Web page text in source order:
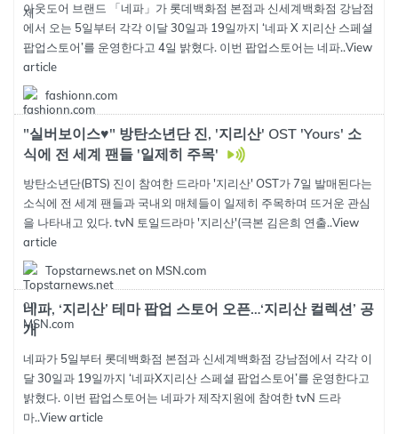
아웃도어 브랜드 「네파」가 롯데백화점 본점과 신세계백화점 강남점
에서 오는 5일부터 각각 이달 30일과 19일까지 ‘네파 X 지리산 스페셜
팝업스토어’를 운영한다고 4일 밝혔다. 이번 팝업스토어는 네파..View
article
fashionn.com
"실버보이스♥" 방탄소년단 진, '지리산' OST 'Yours' 소
식에 전 세계 팬들 '일제히 주목'
방탄소년단(BTS) 진이 참여한 드라마 '지리산' OST가 7일 발매된다는
소식에 전 세계 팬들과 국내외 매체들이 일제히 주목하며 뜨거운 관심
을 나타내고 있다. tvN 토일드라마 '지리산'(극본 김은희 연출..View
article
Topstarnews.net on MSN.com
네파, ‘지리산’ 테마 팝업 스토어 오픈…‘지리산 컬렉션’ 공
개
네파가 5일부터 롯데백화점 본점과 신세계백화점 강남점에서 각각 이
달 30일과 19일까지 ‘네파X지리산 스페셜 팝업스토어’를 운영한다고
밝혔다. 이번 팝업스토어는 네파가 제작지원에 참여한 tvN 드라
마..View article